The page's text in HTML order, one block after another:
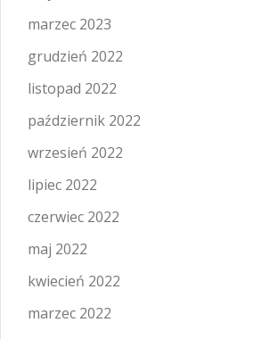
marzec 2023
grudzień 2022
listopad 2022
październik 2022
wrzesień 2022
lipiec 2022
czerwiec 2022
maj 2022
kwiecień 2022
marzec 2022